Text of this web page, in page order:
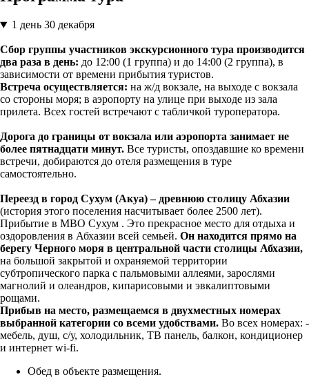
1 день 30 декабря
Сбор группы участников экскурсионного тура производится
два раза в день: до 12:00 (1 группа) и до 14:00 (2 группа), в
зависимости от времени прибытия туристов.
Встреча осуществляется: на ж/д вокзале, на выходе с вокзала
со стороны моря; в аэропорту на улице при выходе из зала
прилета. Всех гостей встречают с табличкой туроператора.
Дорога до границы от вокзала или аэропорта занимает не
более пятнадцати минут. Все туристы, опоздавшие ко времени
встречи, добираются до отеля размещения в туре
самостоятельно.
Переезд в город Сухум (Акуа) – древнюю столицу Абхазии
(история этого поселения насчитывает более 2500 лет).
Прибытие в МВО Сухум . Это прекрасное место для отдыха и
оздоровления в Абхазии всей семьей. Он находится прямо на
берегу Черного моря в центральной части столицы Абхазии,
на большой закрытой и охраняемой территории
субтропического парка с пальмовыми аллеями, зарослями
магнолий и олеандров, кипарисовыми и эвкалиптовыми
рощами.
Прибыв на место, размещаемся в двухместных номерах
выбранной категории со всеми удобствами. Во всех номерах: -
мебель, душ, с/у, холодильник, ТВ панель, балкон, кондиционер
и интернет wi-fi.
Обед в объекте размещения.